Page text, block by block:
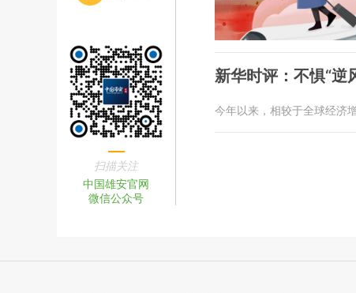
扫描关注
中国雄安官网
微信公众号
新华时评：不惧“逆
今年以来，相较于全球经济